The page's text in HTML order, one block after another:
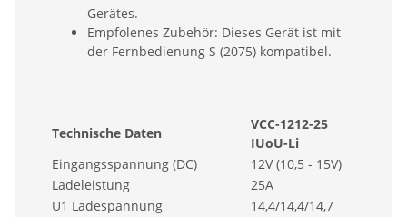
Gerätes.
Empfolenes Zubehör: Dieses Gerät ist mit
der Fernbedienung S (2075) kompatibel.
Technische Daten
VCC-1212-25
IUoU-Li
Eingangsspannung (DC)
12V (10,5 - 15V)
Ladeleistung
25A
U1 Ladespannung
14,4/14,4/14,7